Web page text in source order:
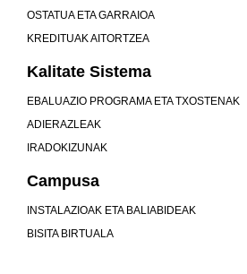
OSTATUA ETA GARRAIOA
KREDITUAK AITORTZEA
Kalitate Sistema
EBALUAZIO PROGRAMA ETA TXOSTENAK
ADIERAZLEAK
IRADOKIZUNAK
Campusa
INSTALAZIOAK ETA BALIABIDEAK
BISITA BIRTUALA